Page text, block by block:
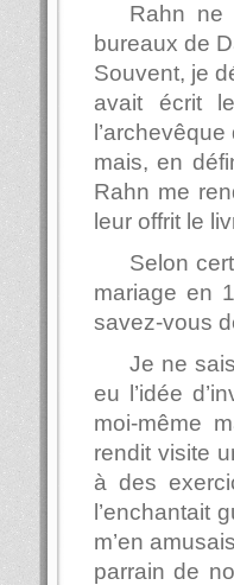
Rahn ne
bureaux de
Souvent, je
avait écrit
mais, en
Rahn me
leur offrit le
Selon
mariage en
savez-vous
Je ne
eu l’idée
moi-même
rendit visite
à des
l’enchantait
m’en
parrain de